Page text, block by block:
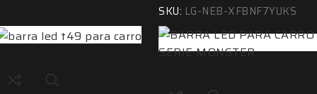
SKU: LG-NEB-XFBNF7YUKS